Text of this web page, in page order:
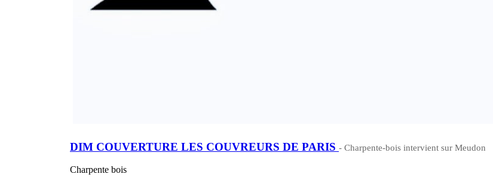
DIM COUVERTURE LES COUVREURS DE PARIS - Charpente-bois intervient sur Meudon
Charpente bois